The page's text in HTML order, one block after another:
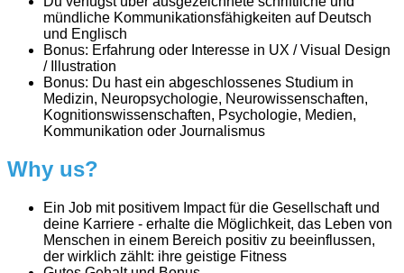
mündliche Kommunikationsfähigkeiten auf Deutsch
und Englisch
Bonus: Erfahrung oder Interesse in UX / Visual Design
/ Illustration
Bonus: Du hast ein abgeschlossenes Studium in
Medizin, Neuropsychologie, Neurowissenschaften,
Kognitionswissenschaften, Psychologie, Medien,
Kommunikation oder Journalismus
Why us?
Ein Job mit positivem Impact für die Gesellschaft und
deine Karriere - erhalte die Möglichkeit, das Leben von
Menschen in einem Bereich positiv zu beeinflussen,
der wirklich zählt: ihre geistige Fitness